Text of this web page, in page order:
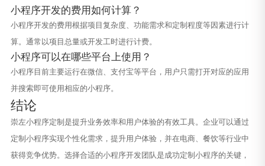
小程序开发的费用如何计算？
小程序开发的费用根据项目复杂度、功能需求和定制程度等因素进行计
算。通常以项目总量或开发工时进行计费。
小程序可以在哪些平台上使用？
小程序目前主要运行在微信、支付宝等平台，用户只需打开对应的应用
并搜索即可使用相应的小程序。
结论
崇左小程序定制是提升业务效率和用户体验的有效工具。企业可以通过
定制小程序实现个性化需求，提升用户体验，并在电商、餐饮等行业中
获得竞争优势。选择合适的小程序开发团队是成功定制小程序的关键，